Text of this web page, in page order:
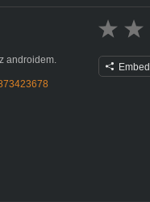
androidem.
Embed